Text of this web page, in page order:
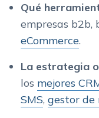
Qué
empresas b2b,
eCommerce.
La estrategia
los mejores
SMS, gestor de